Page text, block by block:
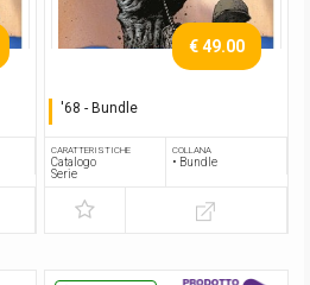
'68 - Bundle
€ 49.00
CARATTERISTICHE
Catalogo
Serie
COLLANA
• Bundle